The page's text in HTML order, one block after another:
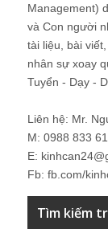
Management)
và Con người
tài liệu, bài
nhân sự xoay
Tuyển - Dạy -
Liên hệ: Mr.
M: 0988 833
E:
Fb: fb.com/
Tìm kiếm